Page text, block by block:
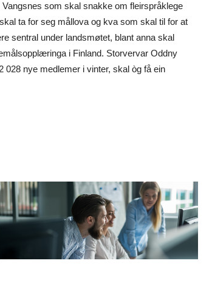
som skal snakke om fleirspråklege
ta for seg mållova og kva som skal til for at
sentral under landsmøtet, blant anna skal
i Finland. Storvervar Oddny
028 nye medlemer i vinter, skal òg få ein